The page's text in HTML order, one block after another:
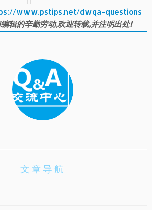
www.pstips.net/dwqa-questions
辑的辛勤劳动,欢迎转载,并注明出处!
文章导航